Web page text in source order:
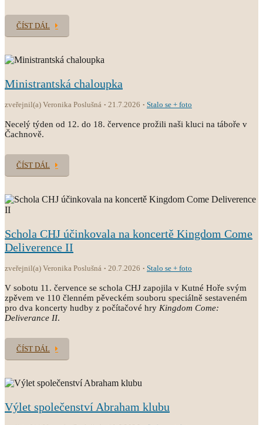
ČÍST DÁL
Ministrantská chaloupka
zveřejnil(a) Veronika Poslušná 21.7.2026 Stalo se + foto
Necelý týden od 12. do 18. července prožili naši kluci na táboře v
Čachnově.
ČÍST DÁL
Schola CHJ účinkovala na koncertě Kingdom Come
Deliverence II
zveřejnil(a) Veronika Poslušná 20.7.2026 Stalo se + foto
V sobotu 11. července se schola CHJ zapojila v Kutné Hoře svým
zpěvem ve 110 členném pěveckém souboru speciálně sestaveném
pro dva koncerty hudby z počítačové hry Kingdom Come:
Deliverance II.
ČÍST DÁL
Výlet společenství Abraham klubu